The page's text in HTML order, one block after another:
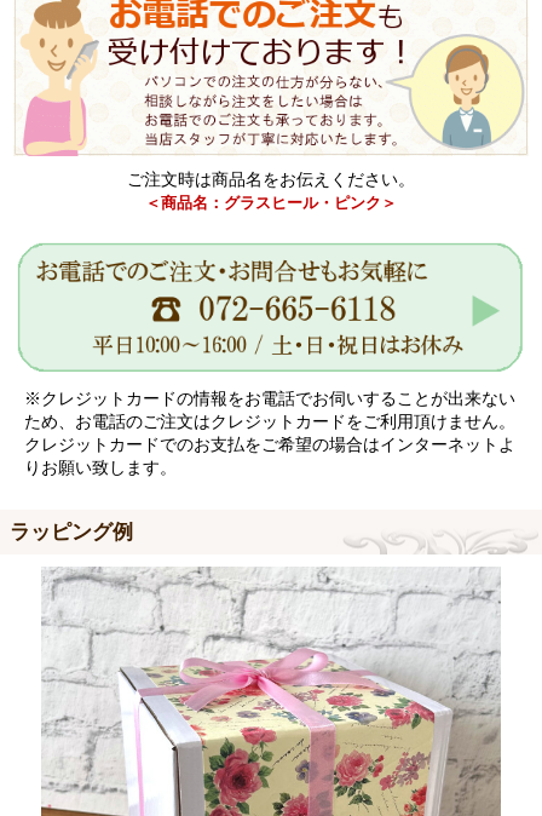
ご注文時は商品名をお伝えください。
＜商品名：グラスヒール・ピンク＞
※クレジットカードの情報をお電話でお伺いすることが出来ない
ため、お電話のご注文はクレジットカードをご利用頂けません。
クレジットカードでのお支払をご希望の場合はインターネットよ
りお願い致します。
ラッピング例